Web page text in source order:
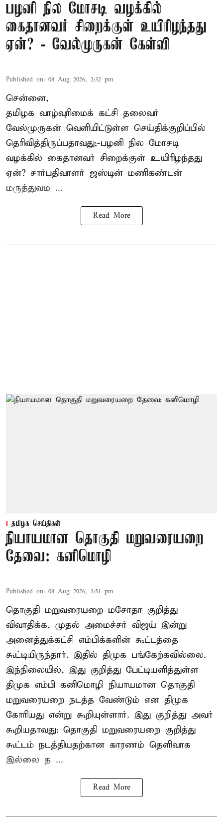
பழனி நில மோசடி வழக்கில்
கைதானவர் சிறைக்குள் உயிரிழந்தது
ஏன்? - வேல்முருகன் கேள்வி
Published on: 08 Aug 2026, 2:32 pm
சென்னை,
தமிழக வாழ்வுரிமைக் கட்சி தலைவர்
வேல்முருகன் வெளியிட்டுள்ள செய்திக்குறிப்பில்
தெரிவித்திருப்பதாவது;-பழனி நில மோசடி
வழக்கில் கைதானவர் சிறைக்குள் உயிரிழந்தது
ஏன்? சார்பதிவாளர் ஜஸ்டின் மணிகண்டன்
மருத்துவம ...
Read More
தமிழக செய்திகள்
நியாயமான தொகுதி மறுவரையறை
தேவை: கனிமொழி
Published on: 08 Aug 2026, 1:51 pm
தொகுதி மறுவரையறை மசோதா குறித்து
விவாதிக்க, முதல் அமைச்சர் விஜய் இன்று
அனைத்துக்கட்சி எம்பிக்களின் கூட்டத்தை
கூட்டியிருந்தார். இதில் திமுக பங்கேற்கவில்லை.
இந்நிலையில், இது குறித்து பேட்டியளித்துள்ள
திமுக எம்பி கனிமொழி நியாயமான தொகுதி
மறுவரையறை நடத்த வேண்டும் என திமுக
கோரியது என்று கூறியுள்ளார். இது குறித்து அவர்
கூறியதாவது: தொகுதி மறுவரையறை குறித்து
கூட்டம் நடத்தியதற்கான காரணம் தெளிவாக
இல்லை த ...
Read More